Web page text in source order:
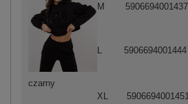
czarny
M 5906694001437
L 5906694001444
XL